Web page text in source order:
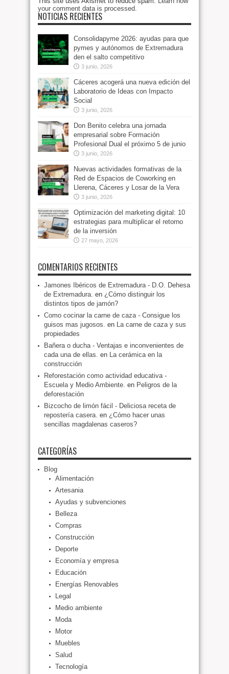
your comment data is processed.
NOTICIAS RECIENTES
Consolidapyme 2026: ayudas para que
pymes y autónomos de Extremadura
den el salto competitivo
3 junio, 2026
Cáceres acogerá una nueva edición del
Laboratorio de Ideas con Impacto
Social
3 junio, 2026
Don Benito celebra una jornada
empresarial sobre Formación
Profesional Dual el próximo 5 de junio
3 junio, 2026
Nuevas actividades formativas de la
Red de Espacios de Coworking en
Llerena, Cáceres y Losar de la Vera
3 junio, 2026
Optimización del marketing digital: 10
estrategias para multiplicar el retorno
de la inversión
27 mayo, 2026
COMENTARIOS RECIENTES
Jamones Ibéricos de Extremadura - D.O. Dehesa
de Extremadura. en ¿Cómo distinguir los
distintos tipos de jamón?
Como cocinar la carne de caza - Consigue los
guisos mas jugosos. en La carne de caza y sus
propiedades
Bañera o ducha - Ventajas e inconvenientes de
cada una de ellas. en La cerámica en la
construcción
Reforestación como actividad educativa -
Escuela y Medio Ambiente. en Peligros de la
deforestación
Bizcocho de limón fácil - Deliciosa receta de
repostería casera. en ¿Cómo hacer unas
sencillas magdalenas caseros?
CATEGORÍAS
Blog
Alimentación
Artesania
Ayudas y subvenciones
Belleza
Compras
Construcción
Deporte
Economía y empresa
Educación
Energías Renovables
Legal
Medio ambiente
Moda
Motor
Muebles
Salud
Tecnología